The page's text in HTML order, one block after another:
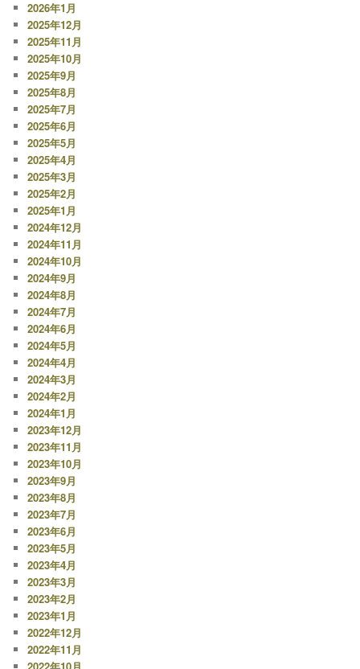
2026年1月
2025年12月
2025年11月
2025年10月
2025年9月
2025年8月
2025年7月
2025年6月
2025年5月
2025年4月
2025年3月
2025年2月
2025年1月
2024年12月
2024年11月
2024年10月
2024年9月
2024年8月
2024年7月
2024年6月
2024年5月
2024年4月
2024年3月
2024年2月
2024年1月
2023年12月
2023年11月
2023年10月
2023年9月
2023年8月
2023年7月
2023年6月
2023年5月
2023年4月
2023年3月
2023年2月
2023年1月
2022年12月
2022年11月
2022年10月